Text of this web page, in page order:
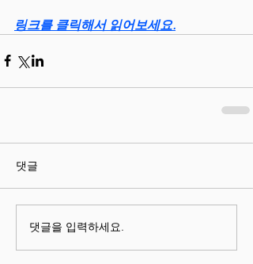
링크를 클릭해서 읽어보세요.
댓글
댓글을 입력하세요.